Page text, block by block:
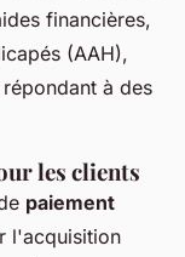
financières,
(AAH),
à des
les clients
paiement
l'acquisition